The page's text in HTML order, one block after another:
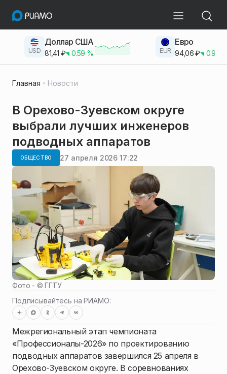
USD
Доллар США
81,41 ₽ 0.59 % EUR
Евро
94,06₽ 0.93
Главная Новости
В Орехово-Зуевском округе
выбрали лучших инженеров
подводных аппаратов
ОБЩЕСТВО 27 апреля 2026 17:22
Фото - ©ГГТУ
Подписывайтесь на РИАМО:
Межрегиональный этап чемпионата
«Профессионалы-2026» по проектированию
подводных аппаратов завершился 25 апреля в
Орехово-Зуевском округе. В соревнованиях